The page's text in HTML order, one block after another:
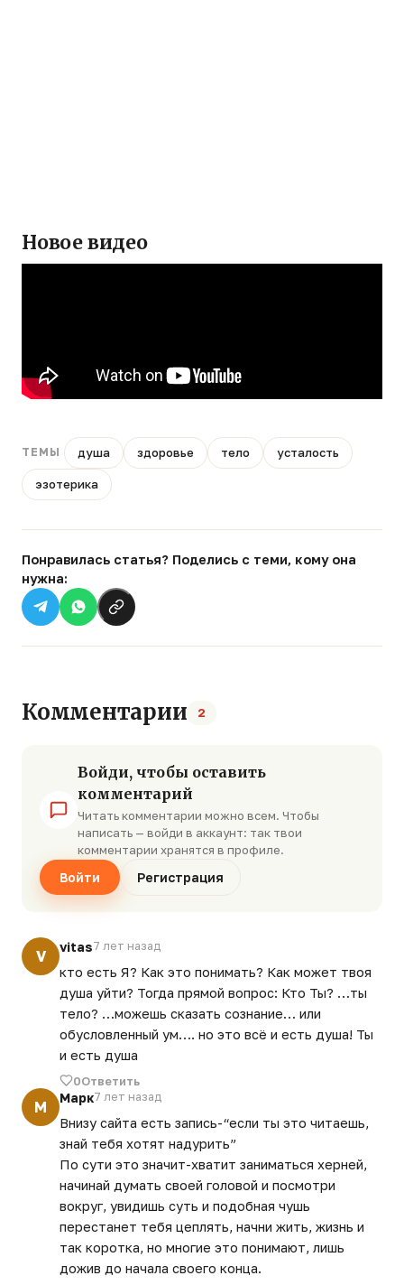
Новое видео
ТЕМЫ душа здоровье тело усталость
эзотерика
Понравилась статья? Поделись с теми, кому она
нужна:
Комментарии 2
Войди, чтобы оставить
комментарий
Читать комментарии можно всем. Чтобы
написать — войди в аккаунт: так твои
комментарии хранятся в профиле.
Войти Регистрация
V
vitas7 лет назад
кто есть Я? Как это понимать? Как может твоя
душа уйти? Тогда прямой вопрос: Кто Ты? …ты
тело? …можешь сказать сознание… или
обусловленный ум…. но это всё и есть душа! Ты
и есть душа
0Ответить
М
Марк7 лет назад
Внизу сайта есть запись-“если ты это читаешь,
знай тебя хотят надурить”
По сути это значит-хватит заниматься херней,
начинай думать своей головой и посмотри
вокруг, увидишь суть и подобная чушь
перестанет тебя цеплять, начни жить, жизнь и
так коротка, но многие это понимают, лишь
дожив до начала своего конца.